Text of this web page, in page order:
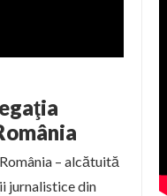
– alcătuită
jurnalistice din